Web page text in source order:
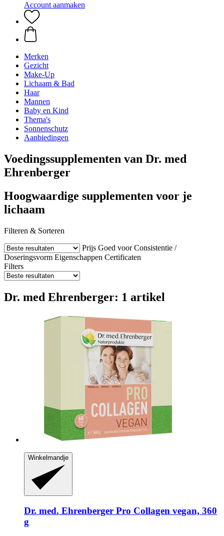
Account aanmaken
Merken
Gezicht
Make-Up
Lichaam & Bad
Haar
Mannen
Baby en Kind
Thema's
Sonnenschutz
Aanbiedingen
Voedingssupplementen van Dr. med
Ehrenberger
Hoogwaardige supplementen voor je
lichaam
Filteren & Sorteren
Prijs Goed voor Consistentie /
Doseringsvorm Eigenschappen Certificaten
Filters
Dr. med Ehrenberger: 1 artikel
Winkelmandje
Dr. med. Ehrenberger Pro Collagen vegan, 360
g